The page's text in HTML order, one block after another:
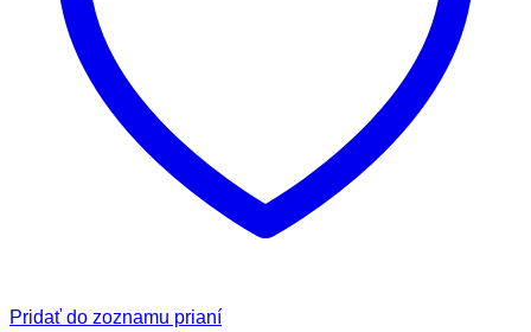
Pridať do zoznamu prianí